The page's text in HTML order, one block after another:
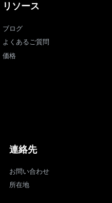
リソース
ブログ
よくあるご質問
価格
連絡先
お問い合わせ
所在地